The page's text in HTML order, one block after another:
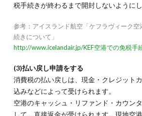
税手続きが終わるまで開封しないようにし
参考：アイスランド航空「ケフラヴィーク
続きについて」
http://www.icelandair.jp/KEF空港での免税手
(3)払い戻し申請をする
消費税の払い戻しは、現金・クレジット
込みなどによって受けられます。
空港のキャッシュ・リファンド・カウン
して、直接返金が受けられます。現地空